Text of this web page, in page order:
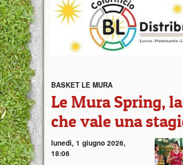
BASKET LE MURA
Le Mura Spring,
che vale una
lunedì, 1 giugno 2026,
18:06